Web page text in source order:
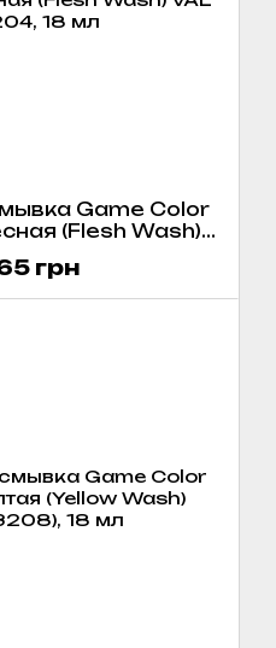
Game Color
(Flesh Wash)
грн